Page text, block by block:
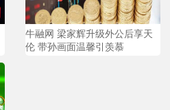
牛融网 梁家辉升级外公后享天
伦 带孙画面温馨引羡慕